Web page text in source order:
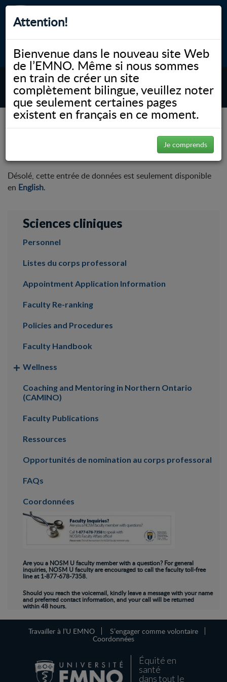
Attention!
Bienvenue dans le nouveau site Web
de l’EMNO. Même si nous sommes
en train de créer un site
complètement bilingue, veuillez noter
que seulement certaines pages
existent en français en ce moment.
Je comprends
myNOSM Accessibilité A- A+ English
MENU
NOSM.ca Faculté Sciences cliniques Coordonnées
Désolé, cette entrée de données est seulement disponible
en English.
Sciences cliniques
Personnel
Listes du corps professoral
Appointment Application Information
Faculty Re-ranking
Policies and Procedures
Faculty Handbook
Wellness
Coaching and Mentoring in Northern Ontario
(CAMINO)
Faculty Publications
Ressources
Opportunités de nomination au corps professoral
FAQs
Coordonnées
Are you a NOSM U faculty member with a question? For general
inquiries, NOSM U faculty are encouraged to call the faculty toll-free
line at1-877-678-7358.
Should you reach the voicemail, kindly leave a message with your name
and preferred contact information, and your call will be returned
within 48 hours.
Travailler à l’U EMNO S’engager comme volontaire
Coordonnées
Équité en
santé
dans tout le